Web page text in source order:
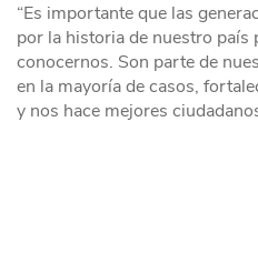
“Es importante que las
por la historia de nuestro país
conocernos. Son parte de
en la mayoría de casos,
y nos hace mejores